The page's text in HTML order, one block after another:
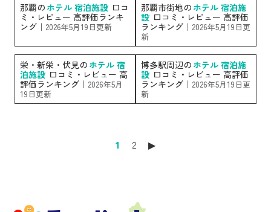
那覇の ホテル 宿泊施設 口コ
ミ・レビュー 高評価ランキ
ング｜ 2026年5月19日更新
那覇市街地の ホテル 宿泊施
設 口コミ・レビュー 高評価
ランキング｜ 2026年5月19日更
新
栄・新栄・伏見の ホテル 宿
泊施設 口コミ・レビュー 高
評価ランキング｜ 2026年5月
19日更新
博多駅周辺の ホテル 宿泊施
設 口コミ・レビュー 高評価
ランキング｜ 2026年5月19日更
新
1 2 ▶︎